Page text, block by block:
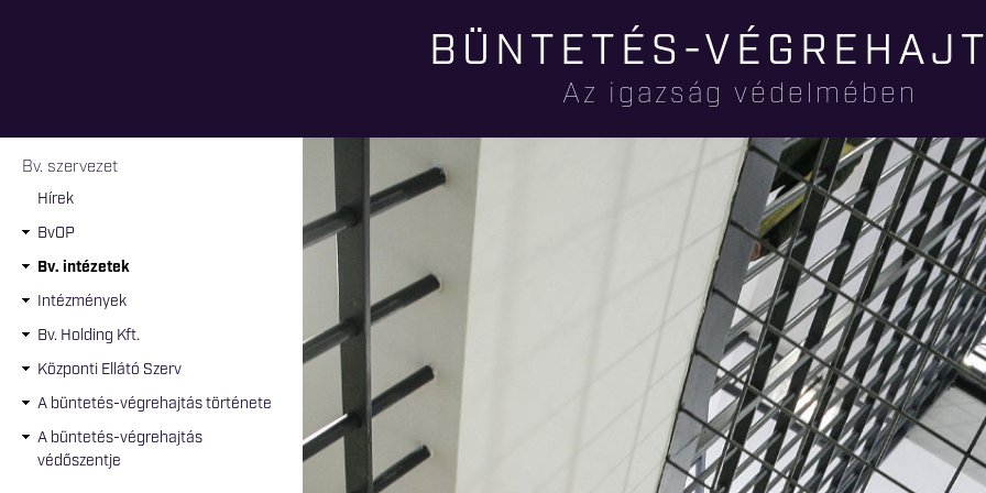
tartalomra
BÜNTETÉS-
Az igazság védelmében
Jelenlegi hely
Bv. szervezet
Hírek
BvOP
Bv. intézetek
Intézmények
Bv. Holding Kft.
Központi Ellátó Szerv
A büntetés-végrehajtás története
A büntetés-végrehajtás
védőszentje